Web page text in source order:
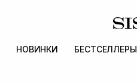
НОВИНКИ БЕСТСЕЛЛЕРЫ